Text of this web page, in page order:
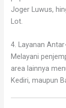
Joger Luwus,
Lot.
4. Layanan
Melayani
area lainnya
Kediri, maupun